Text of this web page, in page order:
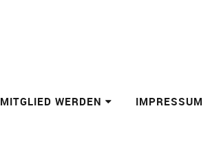
MITGLIED WERDEN IMPRESSUM